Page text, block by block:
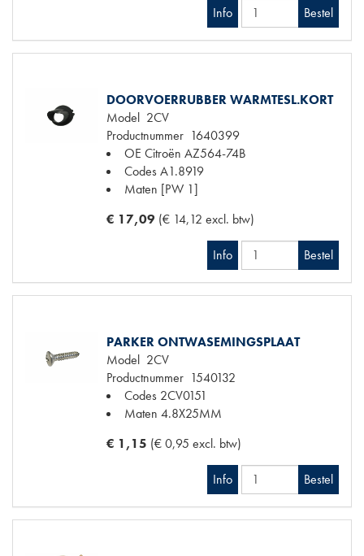
Info Bestel
DOORVOERRUBBER WARMTESL.KORT
Model 2CV
Productnummer 1640399
OE Citroën AZ564-74B
CodesA1.8919
Maten [PW 1]
€ 17,09 (€ 14,12 excl. btw)
Info Bestel
PARKER ONTWASEMINGSPLAAT
Model 2CV
Productnummer 1540132
Codes 2CV0151
Maten 4.8X25MM
€ 1,15 (€ 0,95 excl. btw)
Info Bestel